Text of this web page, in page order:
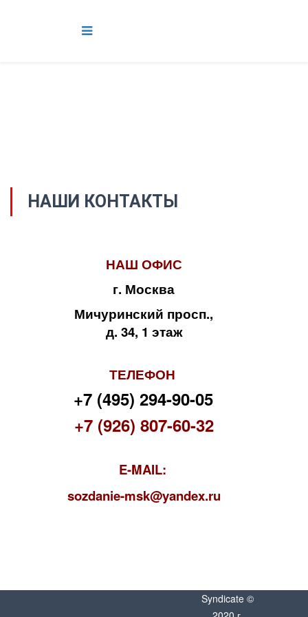
НАШИ КОНТАКТЫ
НАШ ОФИС
г. Москва
Мичуринский просп.,
д. 34, 1 этаж
ТЕЛЕФОН
+7 (495) 294-90-05
+7 (926) 807-60-32
E-MAIL:
sozdanie-msk@yandex.ru
Syndicate ©